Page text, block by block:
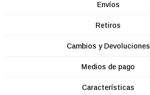
Envíos
Retiros
Cambios y Devoluciones
Medios de pago
Características